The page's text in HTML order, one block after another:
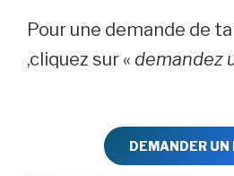
Pour une demande de
,cliquez sur « demandez
DEMANDER UN